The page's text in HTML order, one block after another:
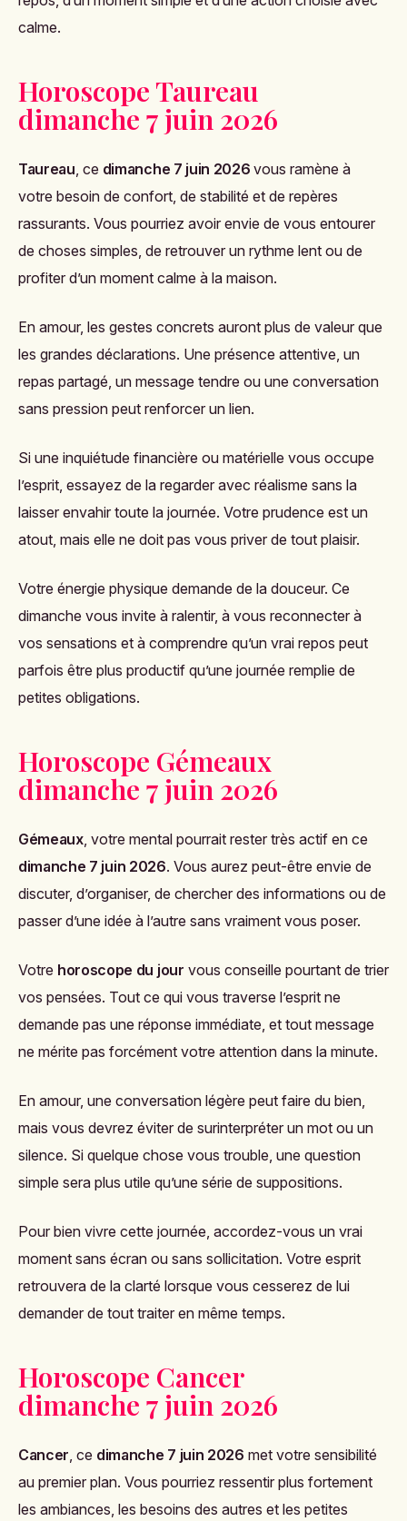
calme.
Horoscope Taureau
dimanche 7 juin 2026
Taureau, ce dimanche 7 juin 2026 vous ramène à
votre besoin de confort, de stabilité et de repères
rassurants. Vous pourriez avoir envie de vous entourer
de choses simples, de retrouver un rythme lent ou de
profiter d’un moment calme à la maison.
En amour, les gestes concrets auront plus de valeur que
les grandes déclarations. Une présence attentive, un
repas partagé, un message tendre ou une conversation
sans pression peut renforcer un lien.
Si une inquiétude financière ou matérielle vous occupe
l’esprit, essayez de la regarder avec réalisme sans la
laisser envahir toute la journée. Votre prudence est un
atout, mais elle ne doit pas vous priver de tout plaisir.
Votre énergie physique demande de la douceur. Ce
dimanche vous invite à ralentir, à vous reconnecter à
vos sensations et à comprendre qu’un vrai repos peut
parfois être plus productif qu’une journée remplie de
petites obligations.
Horoscope Gémeaux
dimanche 7 juin 2026
Gémeaux, votre mental pourrait rester très actif en ce
dimanche 7 juin 2026. Vous aurez peut-être envie de
discuter, d’organiser, de chercher des informations ou de
passer d’une idée à l’autre sans vraiment vous poser.
Votre horoscope du jour vous conseille pourtant de trier
vos pensées. Tout ce qui vous traverse l’esprit ne
demande pas une réponse immédiate, et tout message
ne mérite pas forcément votre attention dans la minute.
En amour, une conversation légère peut faire du bien,
mais vous devrez éviter de surinterpréter un mot ou un
silence. Si quelque chose vous trouble, une question
simple sera plus utile qu’une série de suppositions.
Pour bien vivre cette journée, accordez-vous un vrai
moment sans écran ou sans sollicitation. Votre esprit
retrouvera de la clarté lorsque vous cesserez de lui
demander de tout traiter en même temps.
Horoscope Cancer
dimanche 7 juin 2026
Cancer, ce dimanche 7 juin 2026 met votre sensibilité
au premier plan. Vous pourriez ressentir plus fortement
les ambiances, les besoins des autres et les petites